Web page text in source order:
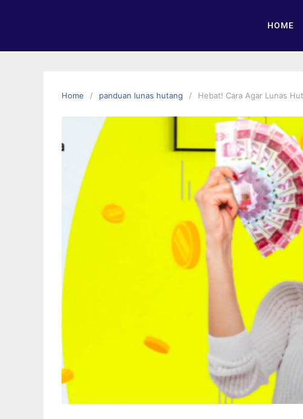
HOME
Home panduan lunas hutang Hebat! Cara Agar Lunas